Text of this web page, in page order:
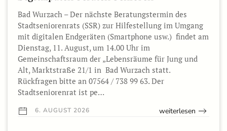
Bad Wurzach – Der nächste Beratungstermin des
Stadtseniorenrats (SSR) zur Hilfestellung im Umgang
mit digitalen Endgeräten (Smartphone usw.) findet am
Dienstag, 11. August, um 14.00 Uhr im
Gemeinschaftsraum der „Lebensräume für Jung und
Alt, Marktstraße 21/1 in Bad Wurzach statt.
Rückfragen bitte an 07564 / 738 99 63. Der
Stadtseniorenrat ist pe…
6. AUGUST 2026 weiterlesen